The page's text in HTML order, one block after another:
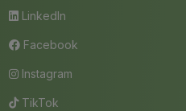
LinkedIn
Facebook
Instagram
TikTok